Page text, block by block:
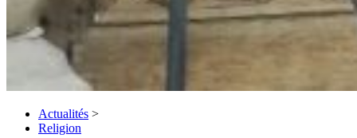
Actualités >
Religion